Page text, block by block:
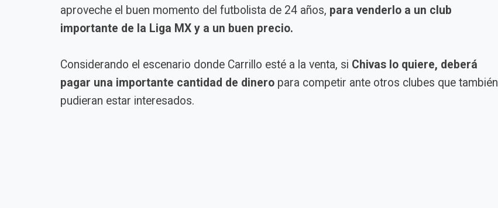
aproveche el buen momento del futbolista de 24 años, para venderlo a un club
importante de la Liga MX y a un buen precio.
Considerando el escenario donde Carrillo esté a la venta, si Chivas lo quiere, deberá
pagar una importante cantidad de dinero para competir ante otros clubes que también
pudieran estar interesados.